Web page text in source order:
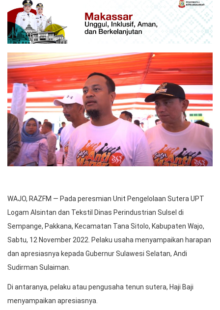
WAJO, RAZFM — Pada peresmian Unit Pengelolaan Sutera UPT
Logam Alsintan dan Tekstil Dinas Perindustrian Sulsel di
Sempange, Pakkana, Kecamatan Tana Sitolo, Kabupaten Wajo,
Sabtu, 12 November 2022. Pelaku usaha menyampaikan harapan
dan apresiasnya kepada Gubernur Sulawesi Selatan, Andi
Sudirman Sulaiman.
Di antaranya, pelaku atau pengusaha tenun sutera, Haji Baji
menyampaikan apresiasnya.